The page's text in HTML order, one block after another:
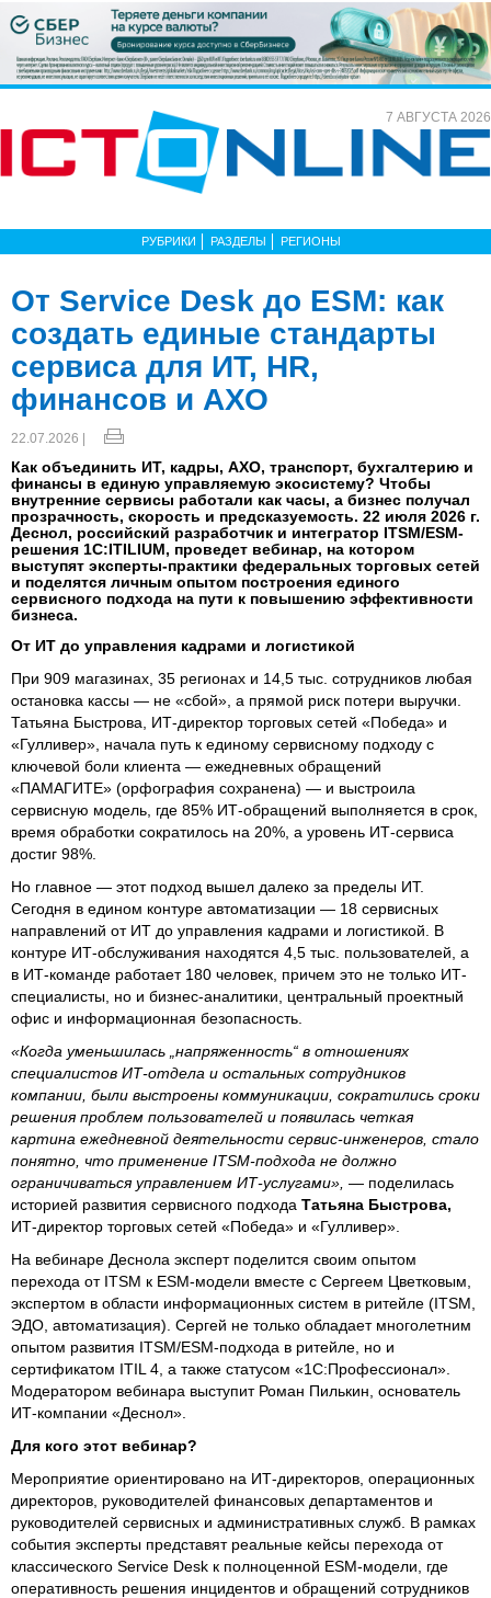
7 АВГУСТА 2026
РУБРИКИ РАЗДЕЛЫ РЕГИОНЫ
От Service Desk до ESM: как
создать единые стандарты
сервиса для ИТ, HR,
финансов и АХО
22.07.2026 |
Как объединить ИТ, кадры, АХО, транспорт, бухгалтерию и
финансы в единую управляемую экосистему? Чтобы
внутренние сервисы работали как часы, а бизнес получал
прозрачность, скорость и предсказуемость. 22 июля 2026 г.
Деснол, российский разработчик и интегратор ITSM/ESM-
решения 1С:ITILIUM, проведет вебинар, на котором
выступят эксперты-практики федеральных торговых сетей
и поделятся личным опытом построения единого
сервисного подхода на пути к повышению эффективности
бизнеса.
От ИТ до управления кадрами и логистикой
При 909 магазинах, 35 регионах и 14,5 тыс. сотрудников любая
остановка кассы — не «сбой», а прямой риск потери выручки.
Татьяна Быстрова, ИТ-директор торговых сетей «Победа» и
«Гулливер», начала путь к единому сервисному подходу с
ключевой боли клиента — ежедневных обращений
«ПАМАГИТЕ» (орфография сохранена) — и выстроила
сервисную модель, где 85% ИТ-обращений выполняется в срок,
время обработки сократилось на 20%, а уровень ИТ-сервиса
достиг 98%.
Но главное — этот подход вышел далеко за пределы ИТ.
Сегодня в едином контуре автоматизации — 18 сервисных
направлений от ИТ до управления кадрами и логистикой. В
контуре ИТ-обслуживания находятся 4,5 тыс. пользователей, а
в ИТ-команде работает 180 человек, причем это не только ИТ-
специалисты, но и бизнес-аналитики, центральный проектный
офис и информационная безопасность.
«Когда уменьшилась „напряженность“ в отношениях
специалистов ИТ-отдела и остальных сотрудников
компании, были выстроены коммуникации, сократились сроки
решения проблем пользователей и появилась четкая
картина ежедневной деятельности сервис-инженеров, стало
понятно, что применение ITSM-подхода не должно
ограничиваться управлением ИТ-услугами», — поделилась
историей развития сервисного подхода Татьяна Быстрова,
ИТ-директор торговых сетей «Победа» и «Гулливер».
На вебинаре Деснола эксперт поделится своим опытом
перехода от ITSM к ESM-модели вместе с Сергеем Цветковым,
экспертом в области информационных систем в ритейле (ITSM,
ЭДО, автоматизация). Сергей не только обладает многолетним
опытом развития ITSM/ESM-подхода в ритейле, но и
сертификатом ITIL 4, а также статусом «1С:Профессионал».
Модератором вебинара выступит Роман Пилькин, основатель
ИТ-компании «Деснол».
Для кого этот вебинар?
Мероприятие ориентировано на ИТ-директоров, операционных
директоров, руководителей финансовых департаментов и
руководителей сервисных и административных служб. В рамках
события эксперты представят реальные кейсы перехода от
классического Service Desk к полноценной ESM-модели, где
оперативность решения инцидентов и обращений сотрудников